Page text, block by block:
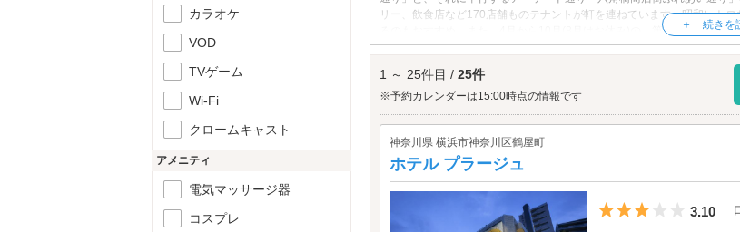
リー、飲食店など170店舗ものテナントが軒を連ねています。昭和レト
るのもおすすめ。また、4月から10月(8月はお休み)の、第三土曜日に開
やライブパフォーマンスを楽しむことができます。ぜひお出かけくださ
からもアクセスが便
1 ～ 25件目 / 25件
※予約カレンダーは15:00時点の情報です
神奈川県 横浜市神奈川区鶴屋町
ホテル プラージュ
5つ星の
3.10
カラオケ
VOD
TVゲーム
Wi-Fi
クロームキャスト
アメニティ
電気マッサージ器
コスプレ